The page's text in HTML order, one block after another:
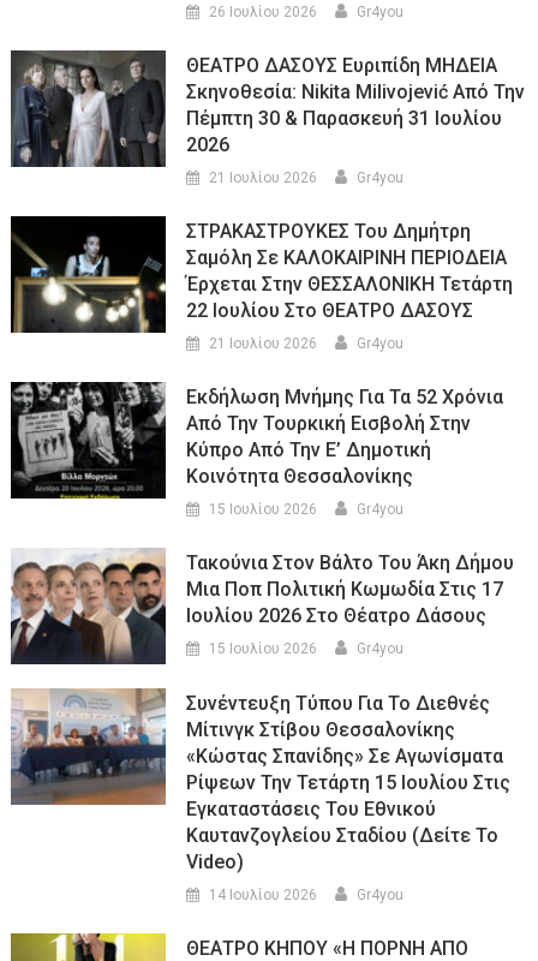
26 Ιουλίου 2026 Gr4you
ΘΕΑΤΡΟ ΔΑΣΟΥΣ Ευριπίδη ΜΗΔΕΙΑ
Σκηνοθεσία: Nikita Milivojević Από Την
Πέμπτη 30 & Παρασκευή 31 Ιουλίου
2026
21 Ιουλίου 2026 Gr4you
ΣΤΡΑΚΑΣΤΡΟΥΚΕΣ Του Δημήτρη
Σαμόλη Σε ΚΑΛΟΚΑΙΡΙΝΗ ΠΕΡΙΟΔΕΙΑ
Έρχεται Στην ΘΕΣΣΑΛΟΝΙΚΗ Τετάρτη
22 Ιουλίου Στο ΘΕΑΤΡΟ ΔΑΣΟΥΣ
21 Ιουλίου 2026 Gr4you
Εκδήλωση Μνήμης Για Τα 52 Χρόνια
Από Την Τουρκική Εισβολή Στην
Κύπρο Από Την Ε’ Δημοτική
Κοινότητα Θεσσαλονίκης
15 Ιουλίου 2026 Gr4you
Τακούνια Στον Βάλτο Του Άκη Δήμου
Μια Ποπ Πολιτική Κωμωδία Στις 17
Ιουλίου 2026 Στο Θέατρο Δάσους
15 Ιουλίου 2026 Gr4you
Συνέντευξη Τύπου Για Το Διεθνές
Μίτινγκ Στίβου Θεσσαλονίκης
«Κώστας Σπανίδης» Σε Αγωνίσματα
Ρίψεων Την Τετάρτη 15 Ιουλίου Στις
Εγκαταστάσεις Του Εθνικού
Καυτανζογλείου Σταδίου (Δείτε Το
Video)
14 Ιουλίου 2026 Gr4you
ΘΕΑΤΡΟ ΚΗΠΟΥ «Η ΠΟΡΝΗ ΑΠΟ